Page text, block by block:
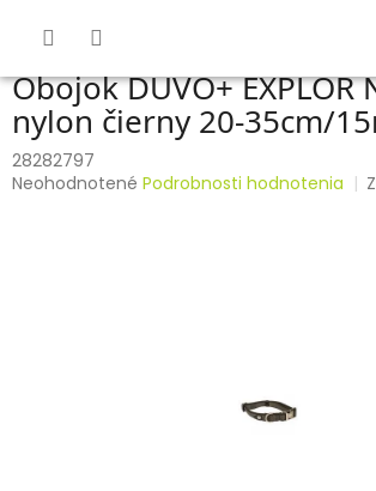
Obojok DUVO+ EXPLOR
nylon čierny 20-35cm/
28282797
Priemerné
Neohodnotené Podrobnosti hodnotenia